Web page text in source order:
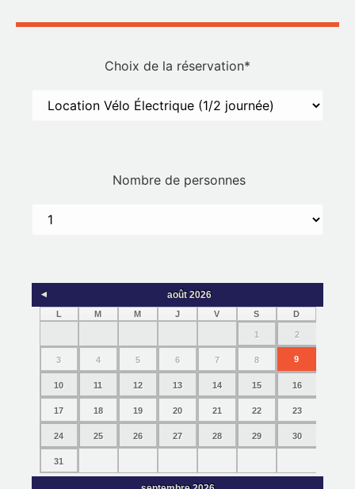
Choix de la réservation*
août 2026
L M M J V S D
1 2
3 4 5 6 7 8 9
10 11 12 13 14 15 16
17 18 19 20 21 22 23
24 25 26 27 28 29 30
31